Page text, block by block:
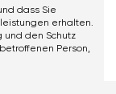
dass Sie
erhalten.
und den Schutz
Person,